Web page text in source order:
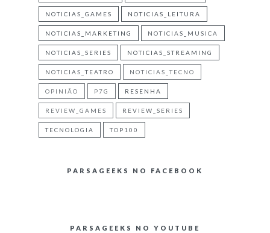
NOTICIAS_GAMES NOTICIAS_LEITURA
NOTICIAS_MARKETING NOTICIAS_MUSICA
NOTICIAS_SERIES NOTICIAS_STREAMING
NOTICIAS_TEATRO NOTICIAS_TECNO
OPINIÃO P7G RESENHA
REVIEW_GAMES REVIEW_SERIES
TECNOLOGIA TOP100
PARSAGEEKS NO FACEBOOK
PARSAGEEKS NO YOUTUBE